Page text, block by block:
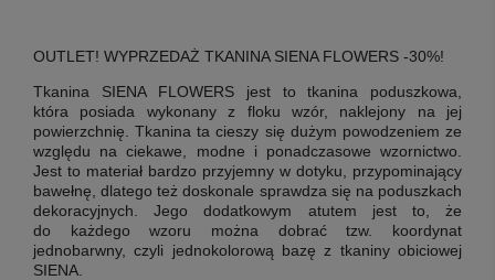
OUTLET! WYPRZEDAŻ TKANINA SIENA FLOWERS -30%!
Tkanina SIENA FLOWERS jest to tkanina poduszkowa,
która posiada wykonany z floku wzór, naklejony na jej
powierzchnię. Tkanina ta cieszy się dużym powodzeniem ze
względu na ciekawe, modne i ponadczasowe wzornictwo.
Jest to materiał bardzo przyjemny w dotyku, przypominający
bawełnę, dlatego też doskonale sprawdza się na poduszkach
dekoracyjnych. Jego dodatkowym atutem jest to, że
do każdego wzoru można dobrać tzw. koordynat
jednobarwny, czyli jednokolorową bazę z tkaniny obiciowej
SIENA